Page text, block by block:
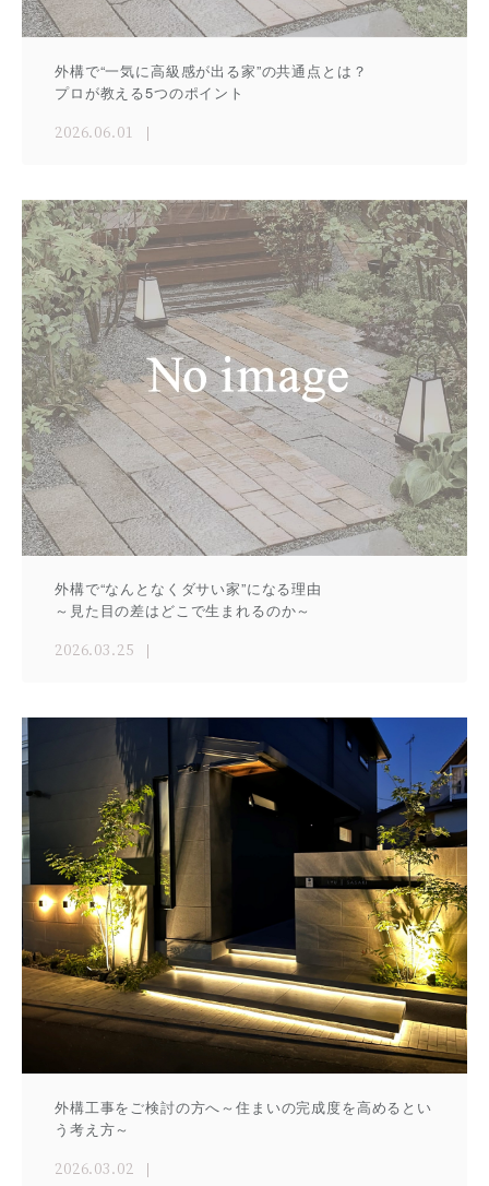
外構で“一気に高級感が出る家”の共通点とは？
プロが教える5つのポイント
2026.06.01
外構で“なんとなくダサい家”になる理由
～見た目の差はどこで生まれるのか～
2026.03.25
外構工事をご検討の方へ～住まいの完成度を高めるとい
う考え方～
2026.03.02